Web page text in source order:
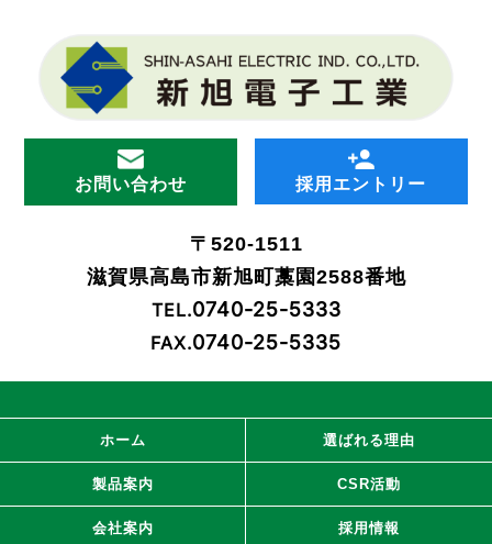
お問い合わせ 採用エントリー
〒520-1511
滋賀県高島市新旭町藁園2588番地
TEL.0740-25-5333
FAX.0740-25-5335
ホーム 選ばれる理由
製品案内 CSR活動
会社案内 採用情報